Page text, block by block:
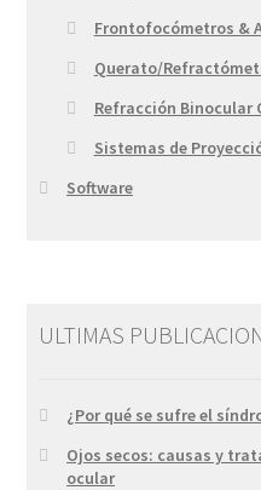
Frontofocómetros &
Querato/
Refracción Binocular
Sistemas de
Software
ULTIMAS
¿Por qué se sufre el
Ojos secos: causas y
ocular